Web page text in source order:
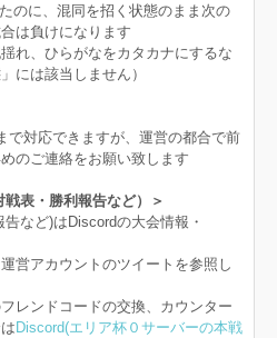
のに、混同を招く状態のまま次の
は負けになります
れ、ひらがなをカタカナにするな
には該当しません）
で対応できますが、運営の都合で前
のご連絡をお願い致します
表・勝利報告など）＞
など)はDiscordの大会情報・
営アカウントのツイートを参照し
レンドコードの交換、カウンター
Discord(エリア杯０サーバーの本戦